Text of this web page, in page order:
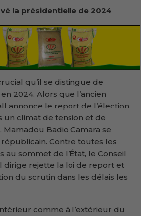
la présidentielle de 2024
qu’il se distingue de
2024. Alors que l’ancien
annonce le report de l’élection
un climat de tension et de
Badio Camara se
Contre toutes les
au sommet de l’État, le Conseil
dirige rejette la loi de report et
du scrutin dans les délais les
comme à l’extérieur du